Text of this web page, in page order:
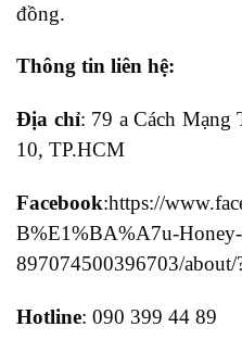
đồng.
Thông tin liên hệ:
Địa chỉ: 79 a Cách Mạng
10, TP.HCM
Facebook:https://
B%E1%BA%A7u-
897074500396703/about/
Hotline: 090 399 44 89